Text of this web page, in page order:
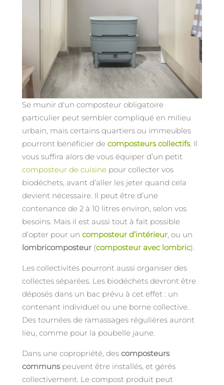
Se munir d'un composteur obligatoire
particulier peut sembler compliqué en milieu
urbain, mais certains quartiers ou immeubles
pourront bénéficier de composteurs collectifs. Il
vous suffira alors de vous équiper d’un petit
composteur de cuisine pour collecter vos
biodéchets, avant d’aller les jeter quand cela
devient nécessaire. Il peut être d’une
contenance de 2 à 10 litres environ, selon vos
besoins. Mais il est aussi tout à fait possible
d’opter pour un composteur d’intérieur , ou un
lombricomposteur (composteur avec lombric).
Les collectivités pourront aussi organiser des
collectes séparées. Les biodéchets devront être
déposés dans un bac prévu à cet effet : un
contenant individuel ou une borne collective.
Des tournées de ramassages régulières auront
lieu, comme pour la poubelle jaune.
Dans une copropriété, des composteurs
communspeuvent être installés, et gérés
collectivement. Le compost produit peut